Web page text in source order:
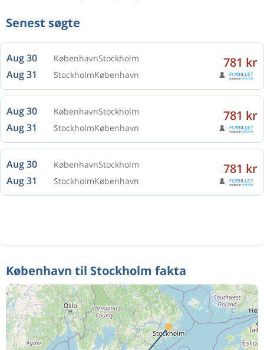
Senest søgte
Aug 30 KøbenhavnStockholm
Aug 31 StockholmKøbenhavn
781 kr
Aug 30 KøbenhavnStockholm
Aug 31 StockholmKøbenhavn
781 kr
Aug 30 KøbenhavnStockholm
Aug 31 StockholmKøbenhavn
781 kr
København til Stockholm fakta